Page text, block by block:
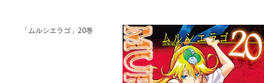
「ムルシエラゴ」20巻